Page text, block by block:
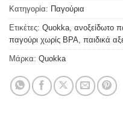
Κατηγορία: Παγούρια
Ετικέτες: Quokka, ανοξείδωτο
παγούρι χωρίς BPA, παιδικά
Μάρκα: Quokka